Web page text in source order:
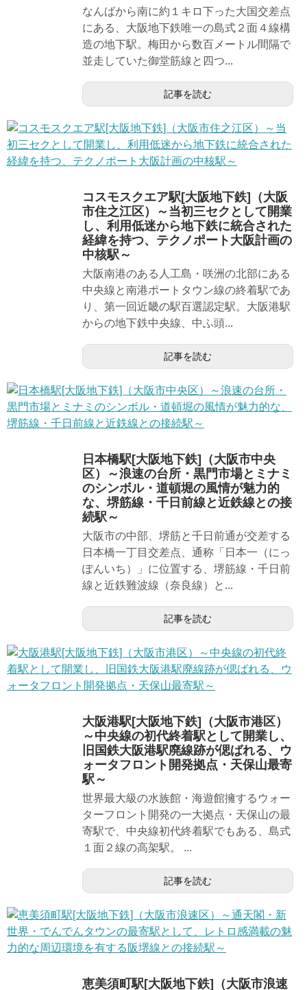
なんばから南に約１キロ下った大国交差点
にある、大阪地下鉄唯一の島式２面４線構
造の地下駅。梅田から数百メートル間隔で
並走していた御堂筋線と四つ...
記事を読む
コスモスクエア駅[大阪地下鉄]（大阪
市住之江区）～当初三セクとして開業
し、利用低迷から地下鉄に統合された
経緯を持つ、テクノポート大阪計画の
中核駅～
大阪南港のある人工島・咲洲の北部にある
中央線と南港ポートタウン線の終着駅であ
り、第一回近畿の駅百選認定駅。大阪港駅
からの地下鉄中央線、中ふ頭...
記事を読む
日本橋駅[大阪地下鉄]（大阪市中央
区）～浪速の台所・黒門市場とミナミ
のシンボル・道頓堀の風情が魅力的
な、堺筋線・千日前線と近鉄線との接
続駅～
大阪市の中部、堺筋と千日前通が交差する
日本橋一丁目交差点、通称「日本一（にっ
ぽんいち）」に位置する、堺筋線・千日前
線と近鉄難波線（奈良線）と...
記事を読む
大阪港駅[大阪地下鉄]（大阪市港区）
～中央線の初代終着駅として開業し、
旧国鉄大阪港駅廃線跡が偲ばれる、ウ
ォータフロント開発拠点・天保山最寄
駅～
世界最大級の水族館・海遊館擁するウォー
ターフロント開発の一大拠点・天保山の最
寄駅で、中央線初代終着駅でもある、島式
１面２線の高架駅。 ...
記事を読む
恵美須町駅[大阪地下鉄]（大阪市浪速